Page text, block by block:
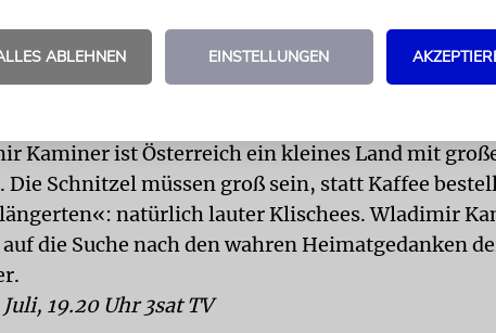
von Künstlern aus aller Welt. 2. Teil im
Juli, 0.45 Uhr NDR TV
Kaminer ist Österreich ein kleines Land mit
Die Schnitzel müssen groß sein, statt Kaffee
natürlich lauter Klischees. Wladimir
die Suche nach den wahren Heimatgedanken
19.20 Uhr 3sat TV
ABLEHNEN EINSTELLUNGEN